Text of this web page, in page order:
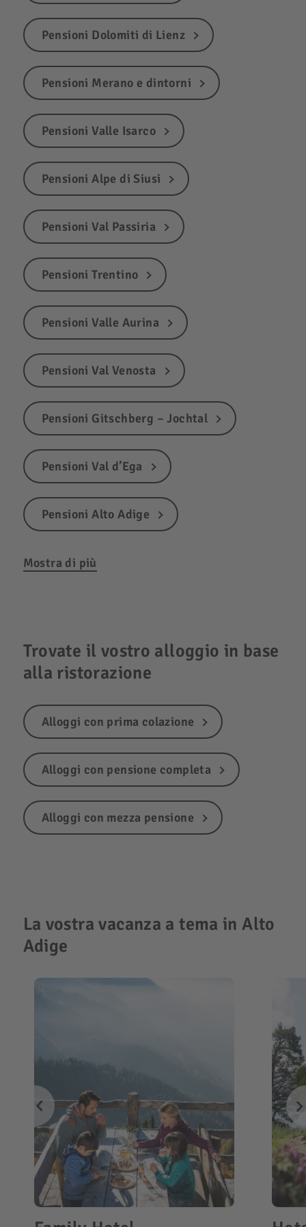
Pensioni Dolomiti di Lienz
Pensioni Merano e dintorni
Pensioni Valle Isarco
Pensioni Alpe di Siusi
Pensioni Val Passiria
Pensioni Trentino
Pensioni Valle Aurina
Pensioni Val Venosta
Pensioni Gitschberg – Jochtal
Pensioni Val d’Ega
Pensioni Alto Adige
Mostra di più
Trovate il vostro alloggio in base
alla ristorazione
Alloggi con prima colazione
Alloggi con pensione completa
Alloggi con mezza pensione
La vostra vacanza a tema in Alto
Adige